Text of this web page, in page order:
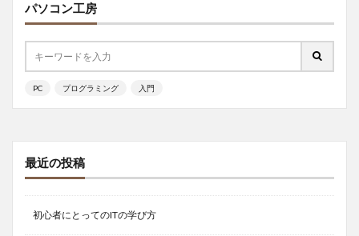
パソコン工房
PC プログラミング 入門
最近の投稿
初心者にとってのITの学び方